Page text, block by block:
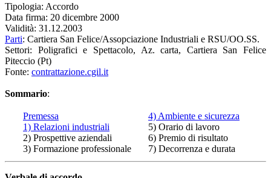
Tipologia: Accordo
Data firma: 20 dicembre 2000
Validità: 31.12.2003
Parti: Cartiera San Felice/Assopciazione Industriali e RSU/OO.SS.
Settori: Poligrafici e Spettacolo, Az. carta, Cartiera San Felice
Piteccio (Pt)
Fonte: contrattazione.cgil.it
Sommario:
Premessa
1) Relazioni industriali
2) Prospettive aziendali
3) Formazione professionale
4) Ambiente e sicurezza
5) Orario di lavoro
6) Premio di risultato
7) Decorrenza e durata